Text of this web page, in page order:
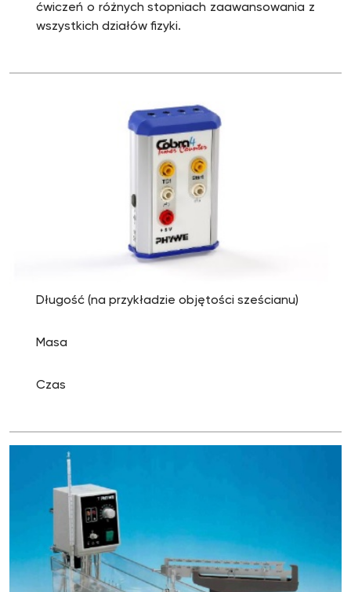
ćwiczeń o różnych stopniach zaawansowania z
wszystkich działów fizyki.
Długość (na przykładzie objętości sześcianu)
Masa
Czas